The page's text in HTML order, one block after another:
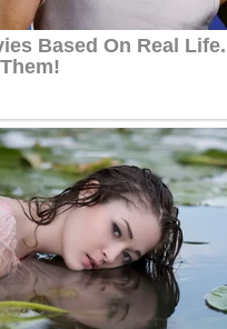
une trajectoire musicale
et ambitions
mon bébé », Emma’a
ralentir. Entre ses clips
audacieux,
un nouvel album
Ce single en duo
image d’icône pop
toujours dans le bon